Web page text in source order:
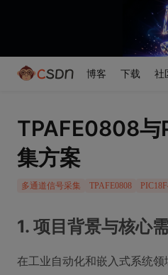
博客 下载 社
TPAFE0808与
集方案
多通道信号采集 TPAFE0808
1. 项目背景与核心
在工业自动化和嵌入式系统